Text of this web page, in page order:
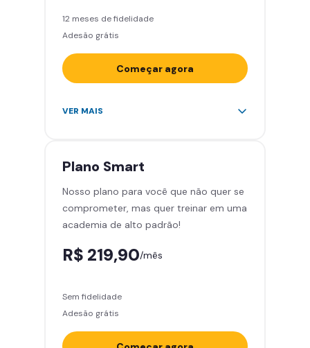
12 meses de fidelidade
Adesão grátis
Começar agora
Acesso ilimitado a +2.000
Cadeira de massagem
Skeelo App (Audiobook)*
Área de musculação e aeróbicos
Smart Fit App
VER MAIS
Plano Smart
Nosso plano para você que não quer se
comprometer, mas quer treinar em uma
academia de alto padrão!
R$ 219,90/mês
Sem fidelidade
Adesão grátis